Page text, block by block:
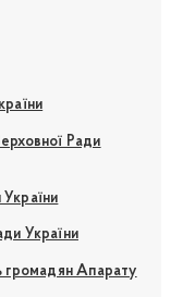
Ради
України
громадян Апарату